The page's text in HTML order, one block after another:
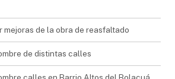
mejoras de la obra de reasfaltado
de distintas calles
calles en Barrio Altos del Bolacuá